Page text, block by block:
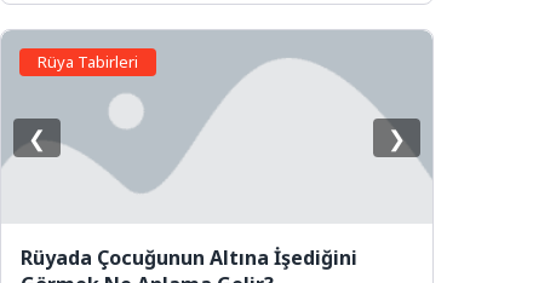
Rüya Tabirleri
Rüyada Çocuğunun Altına İşediğini
❮ ❯